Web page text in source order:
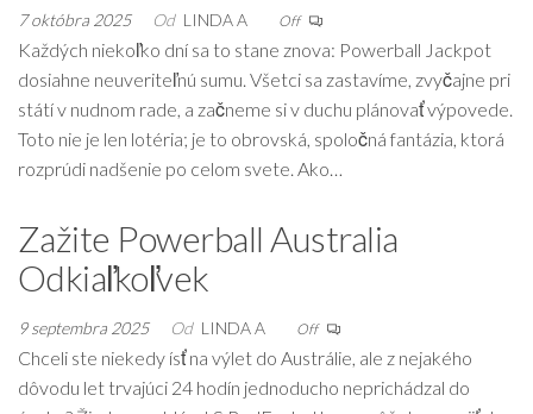
7 októbra 2025 Od LINDA A Off
Každých niekoľko dní sa to stane znova: Powerball Jackpot
dosiahne neuveriteľnú sumu. Všetci sa zastavíme, zvyčajne pri
státí v nudnom rade, a začneme si v duchu plánovať výpovede.
Toto nie je len lotéria; je to obrovská, spoločná fantázia, ktorá
rozprúdi nadšenie po celom svete. Ako…
Zažite Powerball Australia
Odkiaľkoľvek
9 septembra 2025 Od LINDA A Off
Chceli ste niekedy ísť na výlet do Austrálie, ale z nejakého
dôvodu let trvajúci 24 hodín jednoducho neprichádzal do